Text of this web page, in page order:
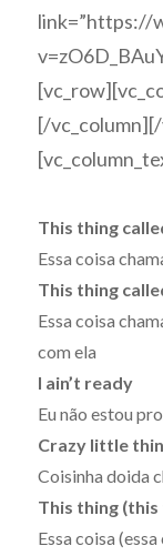
link=”https://
[/
This thing
Essa coisa
This thing
Essa coisa
com ela
I ain’t ready
Eu não estou
Crazy little
Coisinha doida
This thing (this
Essa coisa (essa